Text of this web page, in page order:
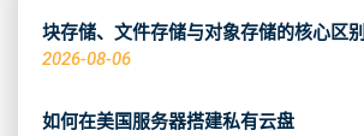
块存储、文件存储与对象存储的核心区别
2026-08-06
如何在美国服务器搭建私有云盘